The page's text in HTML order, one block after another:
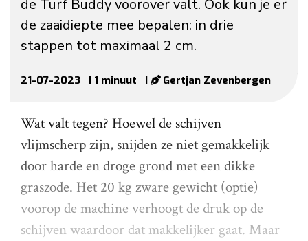
de Turf Buddy voorover valt. Ook kun je er
de zaaidiepte mee bepalen: in drie
stappen tot maximaal 2 cm.
21-07-2023 | 1 minuut | Gertjan Zevenbergen
Wat valt tegen? Hoewel de schijven
vlijmscherp zijn, snijden ze niet gemakkelijk
door harde en droge grond met een dikke
graszode. Het 20 kg zware gewicht (optie)
voorop de machine verhoogt de druk op de
schijven waardoor dat makkelijker gaat. Maar